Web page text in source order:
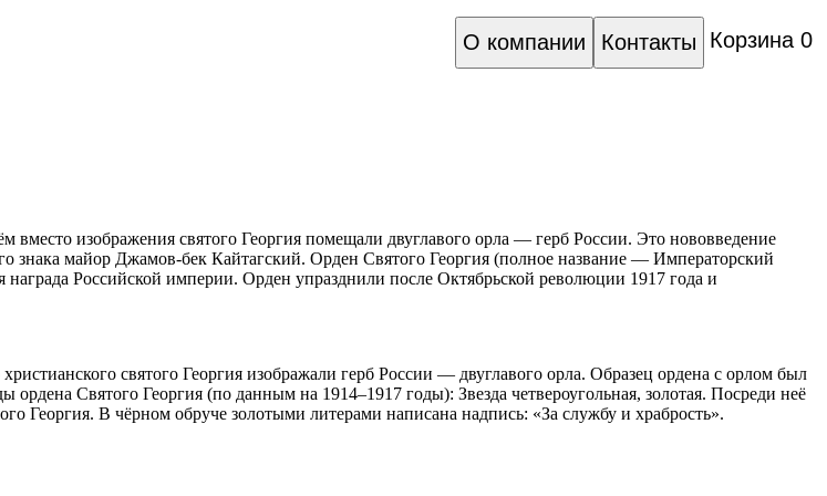
Корзина 0
Контакты
О компании
изображения святого Георгия помещали двуглавого орла — герб России. Это нововведение
знака майор Джамов-бек Кайтагский. Орден Святого Георгия (полное название — Императорский
Российской империи. Орден упразднили после Октябрьской революции 1917 года и
святого Георгия изображали герб России — двуглавого орла. Образец ордена с орлом был
Святого Георгия (по данным на 1914–1917 годы): Звезда четвероугольная, золотая. Посреди неё
Георгия. В чёрном обруче золотыми литерами написана надпись: «За службу и храбрость».